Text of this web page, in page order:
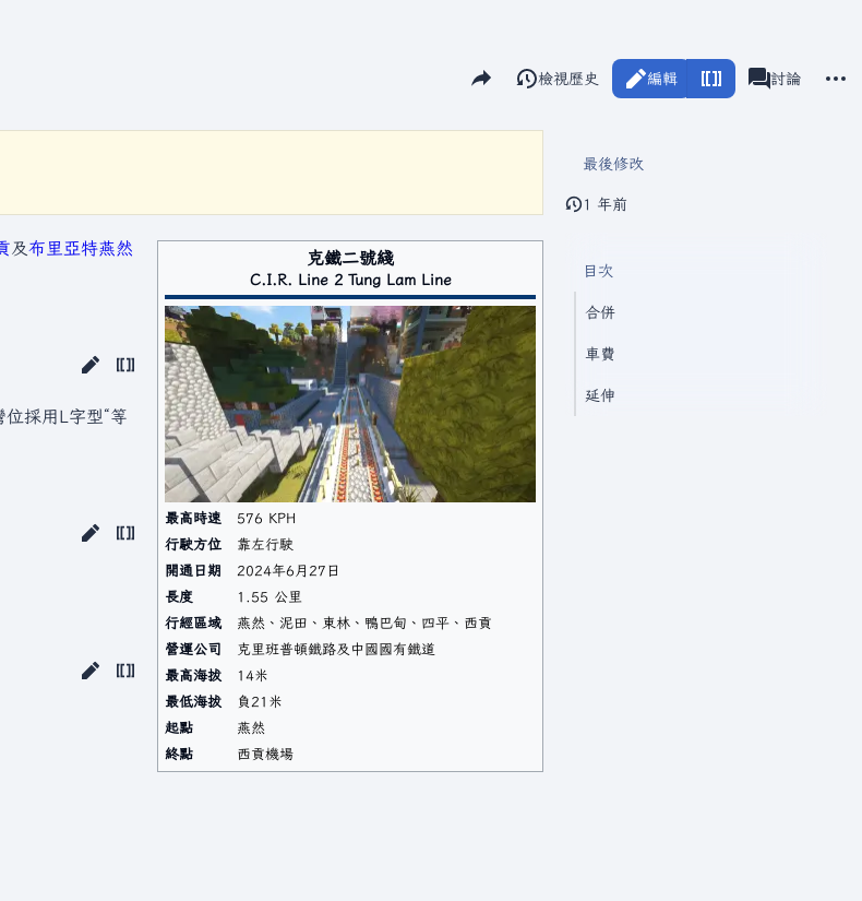
分享此頁面
視圖閱讀 編輯
檢視歷史 associated-
頁面
討論
克鐵二號綫
C.I.R. Line 2 Tung Lam Line
最高時速
576 KPH
行駛方位
靠左行駛
開通日期
2024年6月27日
長度
1.55 公里
行經區域
燕然、泥田、東林、鴨巴甸、四平、西貢
營運公司
克里班普頓鐵路及中國國有鐵道
最高海拔
14米
最低海拔
負21米
起點
燕然
終點
西貢機場
及布里亞特燕然
採用L字型“等
最後修改
1 年前
目次
合併
車費
延伸